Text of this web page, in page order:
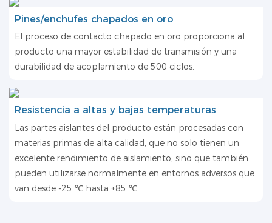
Pines/enchufes chapados en oro
El proceso de contacto chapado en oro proporciona al
producto una mayor estabilidad de transmisión y una
durabilidad de acoplamiento de 500 ciclos.
Resistencia a altas y bajas temperaturas
Las partes aislantes del producto están procesadas con
materias primas de alta calidad, que no solo tienen un
excelente rendimiento de aislamiento, sino que también
pueden utilizarse normalmente en entornos adversos que
van desde -25 ℃ hasta +85 ℃.